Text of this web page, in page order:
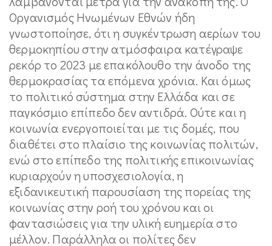
Οργανισμός Ηνωμένων Εθνών ήδη
γνωστοποίησε, ότι η συγκέντρωση αερίων του
θερμοκηπίου στην ατμόσφαιρα κατέγραψε
ρεκόρ το 2023 με επακόλουθο την άνοδο της
θερμοκρασίας τα επόμενα χρόνια. Και όμως
το πολιτικό σύστημα στην Ελλάδα και σε
παγκόσμιο επίπεδο δεν αντιδρά. Ούτε και η
κοινωνία ενεργοποιείται με τις δομές, που
διαθέτει στο πλαίσιο της κοινωνίας πολιτών,
ενώ στο επίπεδο της πολιτικής επικοινωνίας
κυριαρχούν η υποσχεσιολογία, η
εξιδανικευτική παρουσίαση της πορείας της
κοινωνίας στην ροή του χρόνου και οι
φαντασιώσεις για την υλική ευημερία στο
μέλλον. Παράλληλα οι πολίτες δεν